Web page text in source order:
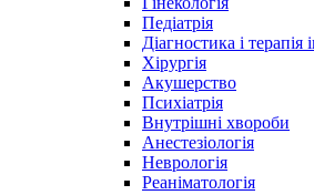
Педіатрія
Діагностика і
Хірургія
Акушерство
Психіатрія
Внутрішні хвороби
Анестезіологія
Неврологія
Реаніматологія